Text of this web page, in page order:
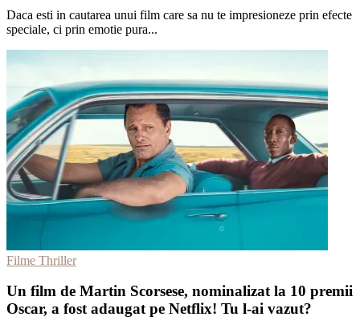
Daca esti in cautarea unui film care sa nu te impresioneze prin efecte
speciale, ci prin emotie pura...
Filme Thriller
Un film de Martin Scorsese, nominalizat la 10 premii
Oscar, a fost adaugat pe Netflix! Tu l-ai vazut?